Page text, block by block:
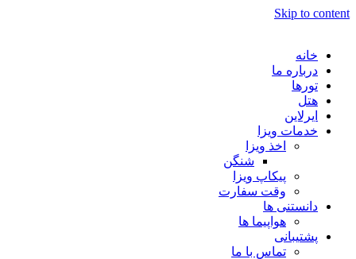
Skip to content
خانه
درباره ما
تورها
هتل
ایرلاین
خدمات ویزا
اخذ ویزا
شنگن
پیکاپ ویزا
وقت سفارت
دانستنی ها
هواپیما ها
پشتیبانی
تماس با ما